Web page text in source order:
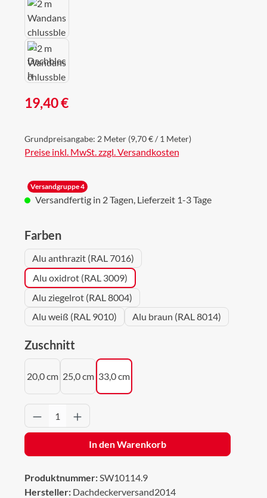
Regulärer Preis:
19,40 €
Grundpreisangabe: 2 Meter (9,70 € / 1 Meter)
Preise inkl. MwSt. zzgl. Versandkosten
Versandgruppe 4
Versandfertig in 2 Tagen, Lieferzeit 1-3 Tage
Farbenauswählen
Alu anthrazit (RAL 7016)
Alu oxidrot (RAL 3009)
Alu ziegelrot (RAL 8004)
Alu weiß (RAL 9010)
Alu braun (RAL 8014)
Zuschnitt
20,0 cm 25,0 cm 33,0 cm
Produkt Anzahl: Gib den gewünschten
In den Warenkorb
Produktnummer:SW10114.9
Hersteller: Dachdeckerversand2014